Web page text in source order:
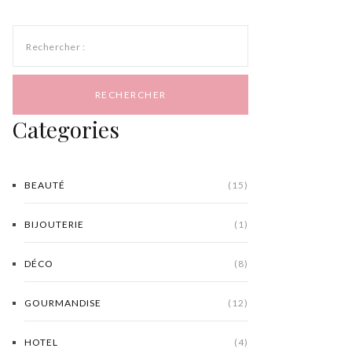
Rechercher :
Categories
BEAUTÉ (15)
BIJOUTERIE (1)
DÉCO (8)
GOURMANDISE (12)
HOTEL (4)